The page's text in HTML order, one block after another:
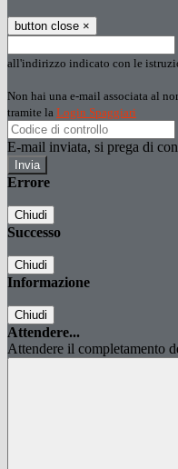
button close ×
all'indirizzo indicato con le
Non hai una e-mail associata al
tramite la Login Spaggiari
E-mail inviata, si prega di
Errore
Chiudi
Successo
Chiudi
Informazione
Chiudi
Attendere...
Attendere il completamento